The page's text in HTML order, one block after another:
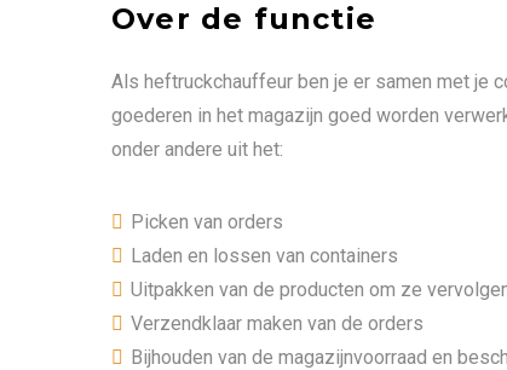
Over de functie
Als heftruckchauffeur ben je er samen met je
goederen in het magazijn goed worden
onder andere uit het:
Picken van orders
Laden en lossen van containers
Uitpakken van de producten om ze
Verzendklaar maken van de orders
Bijhouden van de magazijnvoorraad en